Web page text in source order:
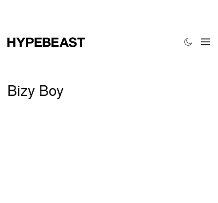
时尚 球鞋 艺术 设计
Bizy Boy